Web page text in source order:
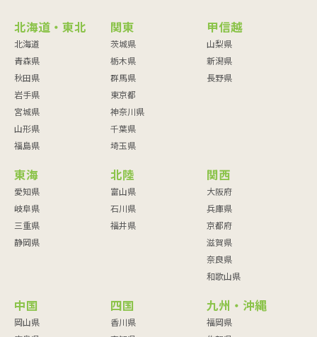
北海道・東北
北海道
青森県
秋田県
岩手県
宮城県
山形県
福島県
関東
茨城県
栃木県
群馬県
東京都
神奈川県
千葉県
埼玉県
甲信越
山梨県
新潟県
長野県
東海
愛知県
岐阜県
三重県
静岡県
北陸
富山県
石川県
福井県
関西
大阪府
兵庫県
京都府
滋賀県
奈良県
和歌山県
中国
岡山県
四国
香川県
九州・沖縄
福岡県